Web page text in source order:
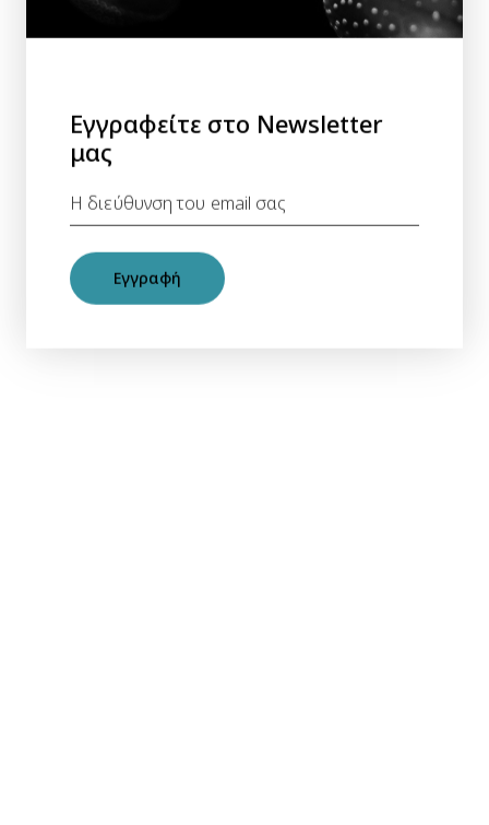
Εγγραφείτε στο Newsletter
μας
Εγγραφή